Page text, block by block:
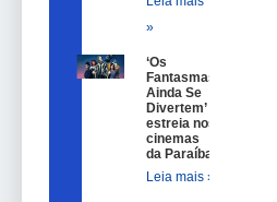
»
‘Os
Fantasmas
Ainda Se
Divertem’
estreia nos
cinemas
da Paraíba
Leia mais »